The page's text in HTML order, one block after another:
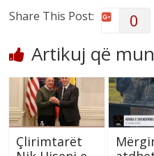
Share This Post: 0
Artikuj që
Çlirimtarët